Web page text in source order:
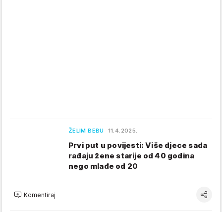
ŽELIM BEBU 11.4.2025.
Prvi put u povijesti: Više djece sada
rađaju žene starije od 40 godina
nego mlađe od 20
Komentiraj